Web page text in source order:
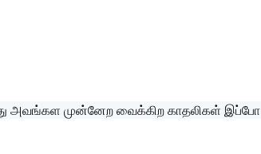
அவங்கள முன்னேற வைக்கிற காதலிகள் இப்போ